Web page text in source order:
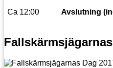
Ca 12:00 Avslutning